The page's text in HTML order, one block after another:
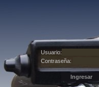
Usuario:
Contraseña: